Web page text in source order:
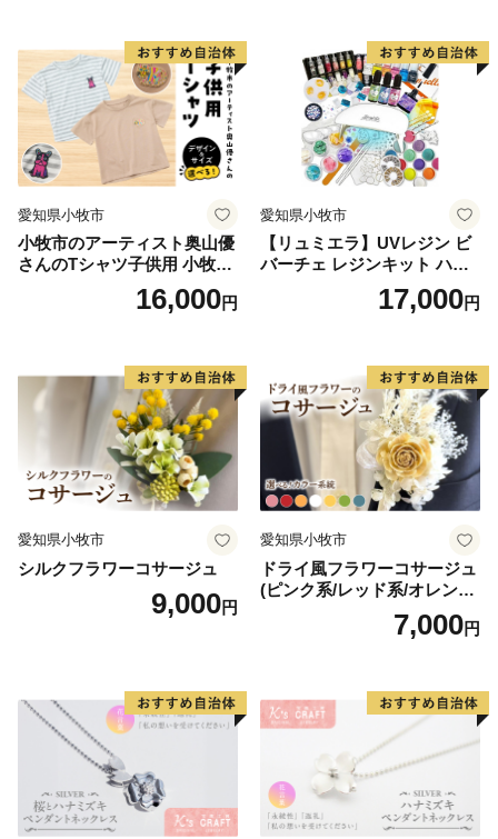
情報の提供及び鯖江市のふるさと納税に関する情報提供
のために使用させていただき、その手段として、電子メ
ールの配信やパンフレット等の資料の郵送をさせていた
だくことがあります。
御不明な点や、電子メールの配信又は資料の郵送停止等
のご希望がございましたら、ふるさと納税担当
(furusato-sabae@soe.or.jp)までご連絡ください。
愛知県小牧市
小牧市のアーティスト奥山優
さんのTシャツ子供用 小牧市
16,000円
愛知県小牧市
【リュミエラ】UVレジン ビ
バーチェ レジンキット ハン
ドメイド レジンクラフト ア
クセサリーキット 手作り セ
17,000円
愛知県小牧市
シルクフラワーコサージュ
9,000円
愛知県小牧市
ドライ風フラワーコサージュ
(ピンク系/レッド系/オレンジ
系/ホワイト系/イエロー系/グ
リーン系/ブルー系）7,000円